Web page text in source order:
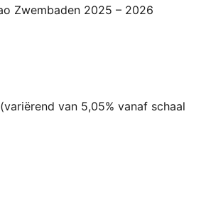
Zwembaden 2025 – 2026
van 5,05% vanaf schaal